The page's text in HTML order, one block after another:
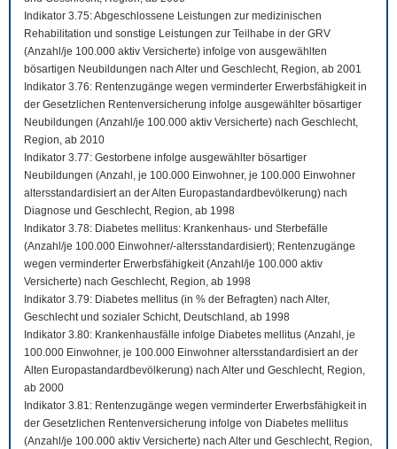
Indikator 3.75: Abgeschlossene Leistungen zur medizinischen
Rehabilitation und sonstige Leistungen zur Teilhabe in der GRV
(Anzahl/je 100.000 aktiv Versicherte) infolge von ausgewählten
bösartigen Neubildungen nach Alter und Geschlecht, Region, ab 2001
Indikator 3.76: Rentenzugänge wegen verminderter Erwerbsfähigkeit in
der Gesetzlichen Rentenversicherung infolge ausgewählter bösartiger
Neubildungen (Anzahl/je 100.000 aktiv Versicherte) nach Geschlecht,
Region, ab 2010
Indikator 3.77: Gestorbene infolge ausgewählter bösartiger
Neubildungen (Anzahl, je 100.000 Einwohner, je 100.000 Einwohner
altersstandardisiert an der Alten Europastandardbevölkerung) nach
Diagnose und Geschlecht, Region, ab 1998
Indikator 3.78: Diabetes mellitus: Krankenhaus- und Sterbefälle
(Anzahl/je 100.000 Einwohner/-altersstandardisiert); Rentenzugänge
wegen verminderter Erwerbsfähigkeit (Anzahl/je 100.000 aktiv
Versicherte) nach Geschlecht, Region, ab 1998
Indikator 3.79: Diabetes mellitus (in % der Befragten) nach Alter,
Geschlecht und sozialer Schicht, Deutschland, ab 1998
Indikator 3.80: Krankenhausfälle infolge Diabetes mellitus (Anzahl, je
100.000 Einwohner, je 100.000 Einwohner altersstandardisiert an der
Alten Europastandardbevölkerung) nach Alter und Geschlecht, Region,
ab 2000
Indikator 3.81: Rentenzugänge wegen verminderter Erwerbsfähigkeit in
der Gesetzlichen Rentenversicherung infolge von Diabetes mellitus
(Anzahl/je 100.000 aktiv Versicherte) nach Alter und Geschlecht, Region,